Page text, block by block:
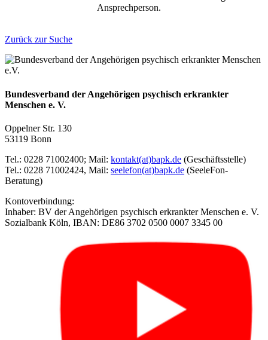
Ansprechperson.
Zurück zur Suche
Bundesverband der Angehörigen psychisch erkrankter
Menschen e. V.
Oppelner Str. 130
53119 Bonn
Tel.: 0228 71002400; Mail: kontakt(at)bapk.de (Geschäftsstelle)
Tel.: 0228 71002424, Mail: seelefon(at)bapk.de (SeeleFon-
Beratung)
Kontoverbindung:
Inhaber: BV der Angehörigen psychisch erkrankter Menschen e. V.
Sozialbank Köln, IBAN: DE86 3702 0500 0007 3345 00